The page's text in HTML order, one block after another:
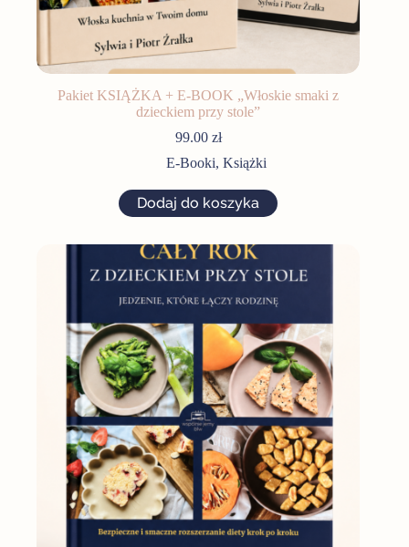
Pakiet KSIĄŻKA + E-BOOK „Włoskie smaki z
dzieckiem przy stole”
99.00 zł
E-Booki,Książki
Dodaj do koszyka